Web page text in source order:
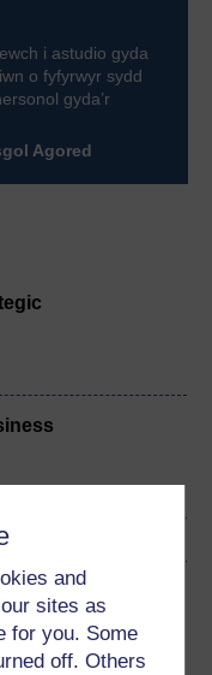
and
sites as
for you. Some
off. Others
i astudio gyda
o fyfyrwyr sydd
gyda’r
Agored